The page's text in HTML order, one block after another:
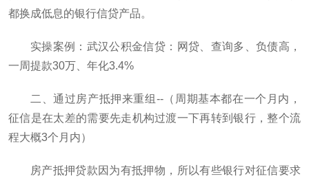
都换成低息的银行信贷产品。
实操案例：武汉公积金信贷：网贷、查询多、负债高，
一周提款30万、年化3.4%
二、通过房产抵押来重组--（周期基本都在一个月内，
征信是在太差的需要先走机构过渡一下再转到银行，整个流
程大概3个月内）
房产抵押贷款因为有抵押物，所以有些银行对征信要求